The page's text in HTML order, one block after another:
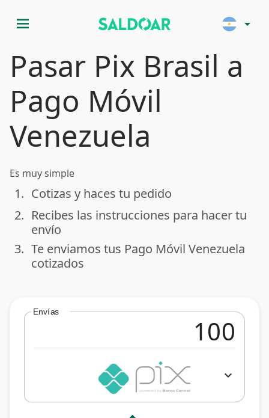
menu arrow_drop_down
Pasar Pix Brasil a
Pago Móvil
Venezuela
Es muy simple
done
1. Cotizas y haces tu pedido
done
2. Recibes las instrucciones para hacer tu
envío
done
3. Te enviamos tus Pago Móvil Venezuela
cotizados
Envías
expand_more